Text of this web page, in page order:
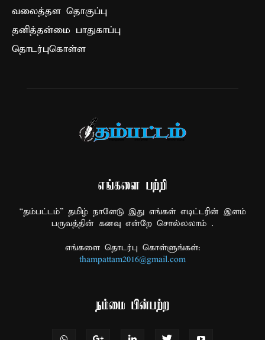
வலைத்தள தொகுப்பு
தனித்தன்மை பாதுகாப்பு
தொடர்புகொள்ள
எங்களை பற்றி
“தம்பட்டம்” தமிழ் நாளேடு இது எங்கள் எடிட்டரின் இளம்
பருவத்தின் கனவு என்றே சொல்லலாம் .
எங்களை தொடர்பு கொள்ளுங்கள்:
thampattam2016@gmail.com
நம்மை பின்பற்ற